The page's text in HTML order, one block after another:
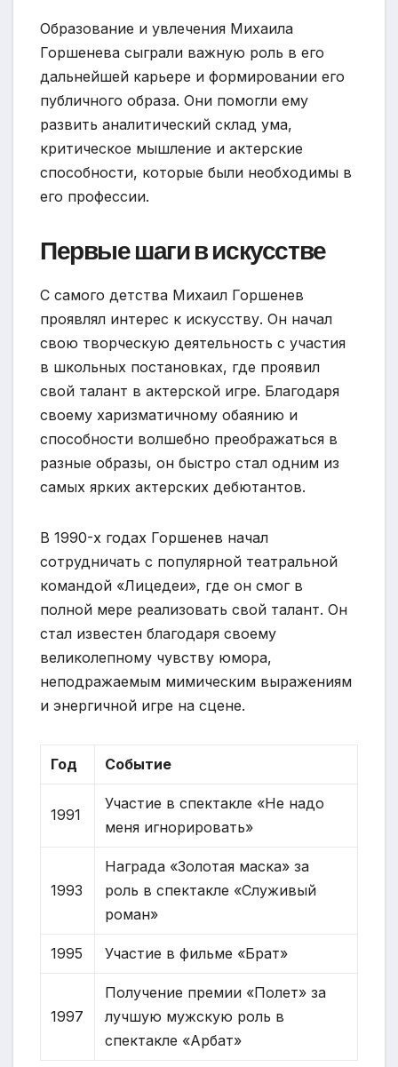
Образование и увлечения Михаила
Горшенева сыграли важную роль в его
дальнейшей карьере и формировании его
публичного образа. Они помогли ему
развить аналитический склад ума,
критическое мышление и актерские
способности, которые были необходимы в
его профессии.
Первые шаги в искусстве
С самого детства Михаил Горшенев
проявлял интерес к искусству. Он начал
свою творческую деятельность с участия
в школьных постановках, где проявил
свой талант в актерской игре. Благодаря
своему харизматичному обаянию и
способности волшебно преображаться в
разные образы, он быстро стал одним из
самых ярких актерских дебютантов.
В 1990-х годах Горшенев начал
сотрудничать с популярной театральной
командой «Лицедеи», где он смог в
полной мере реализовать свой талант. Он
стал известен благодаря своему
великолепному чувству юмора,
неподражаемым мимическим выражениям
и энергичной игре на сцене.
Год Событие
1991
Участие в спектакле «Не надо
меня игнорировать»
1993
Награда «Золотая маска» за
роль в спектакле «Служивый
роман»
1995 Участие в фильме «Брат»
1997
Получение премии «Полет» за
лучшую мужскую роль в
спектакле «Арбат»